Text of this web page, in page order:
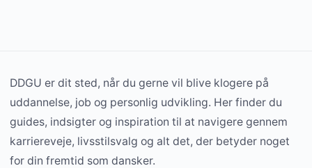
DDGU er dit sted, når du gerne vil blive klogere på
uddannelse, job og personlig udvikling. Her finder du
guides, indsigter og inspiration til at navigere gennem
karriereveje, livsstilsvalg og alt det, der betyder noget
for din fremtid som dansker.